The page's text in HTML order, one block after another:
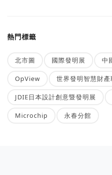
熱門標籤
北市圖 國際發明展 中
OpView 世界發明智慧財產
JDIE日本設計創意暨發明展
Microchip 永春分館